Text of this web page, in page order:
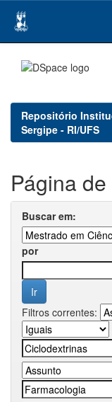
navigation
Repositório
Sergipe - RI/UFS
Página
Buscar em:
por
Filtros correntes: